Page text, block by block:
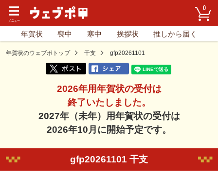
0
年賀状 喪中 寒中 挨拶状 推しから届く
年賀状のウェブポトップ 干支 gfp20261101
2026年用年賀状の受付は
終了いたしました。
2027年（未年）用年賀状の受付は
2026年10月に開始予定です。
gfp20261101 干支